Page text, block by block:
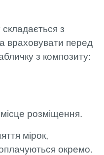
з
враховувати перед
з композиту:
розміщення.
мірок,
окремо.